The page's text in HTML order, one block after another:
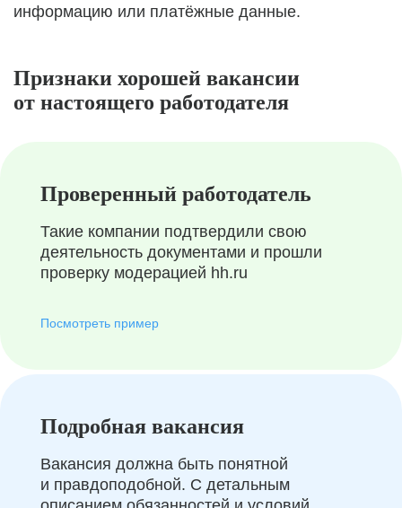
информацию или платёжные данные.
Признаки хорошей вакансии
от настоящего работодателя
Проверенный работодатель
Такие компании подтвердили свою
деятельность документами и прошли
проверку модерацией hh.ru
Посмотреть пример
Подробная вакансия
Вакансия должна быть понятной
и правдоподобной. С детальным